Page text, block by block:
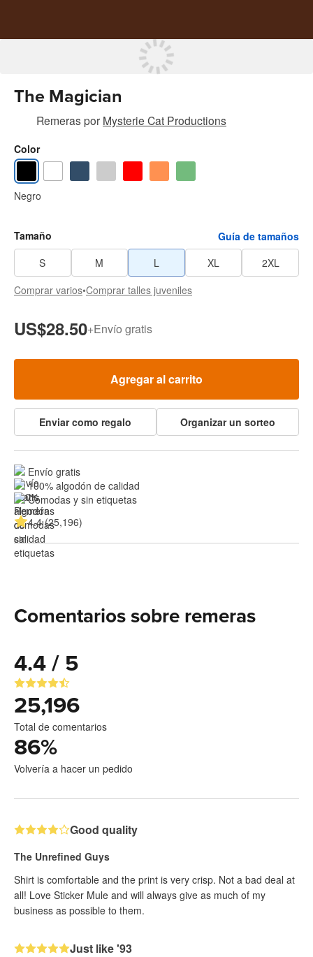
The Magician
Remeraspor Mysterie Cat Productions
Color
Negro
Tamaño
Guía de tamaños
S
M L XL
2XL
Comprar varios•Comprar talles juveniles
US$28.50+Envío gratis
Agregar al carrito
Enviar como regalo Organizar un sorteo
Envío gratis
100% algodón de calidad
Cómodas y sin etiquetas
4.4 (25,196)
Comentarios sobre remeras
4.4 / 5
25,196
Total de comentarios
86%
Volvería a hacer un pedido
Good quality
The Unrefined Guys
Shirt is comfortable and the print is very crisp. Not a bad deal at
all! Love Sticker Mule and will always give as much of my
business as possible to them.
Just like '93